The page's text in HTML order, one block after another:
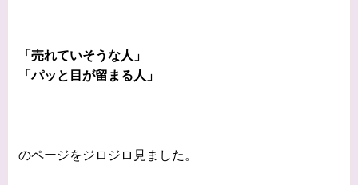
「売れていそうな人」
「パッと目が留まる人」
のページをジロジロ見ました。